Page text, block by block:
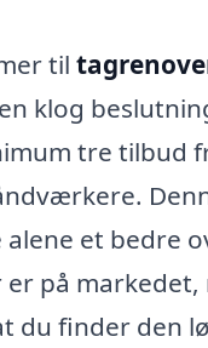
til
klog
tre tilbud
alene et bedre
er på markedet,
du finder den